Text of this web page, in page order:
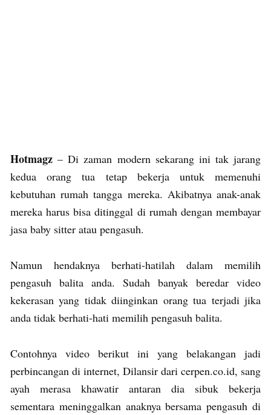
Hotmagz – Di zaman modern sekarang ini tak jarang
kedua orang tua tetap bekerja untuk memenuhi
kebutuhan rumah tangga mereka. Akibatnya anak-anak
mereka harus bisa ditinggal di rumah dengan membayar
jasa baby sitter atau pengasuh.
Namun hendaknya berhati-hatilah dalam memilih
pengasuh balita anda. Sudah banyak beredar video
kekerasan yang tidak diinginkan orang tua terjadi jika
anda tidak berhati-hati memilih pengasuh balita.
Contohnya video berikut ini yang belakangan jadi
perbincangan di internet, Dilansir dari cerpen.co.id, sang
ayah merasa khawatir antaran dia sibuk bekerja
sementara meninggalkan anaknya bersama pengasuh di